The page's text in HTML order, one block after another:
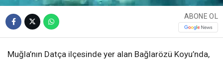
ABONE OL
Muğla’nın Datça ilçesinde yer alan Bağlarözü Koyu’nda,